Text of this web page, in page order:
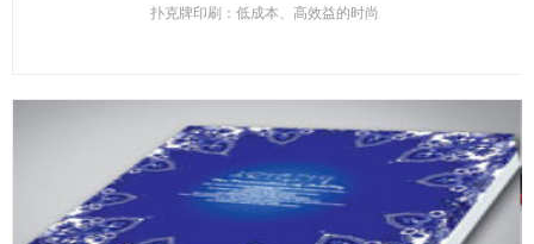
扑克牌印刷：低成本、高效益的时尚